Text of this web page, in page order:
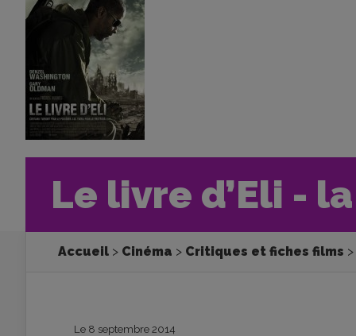
Le livre d’Eli -
Accueil Cinéma Critiques et fiches films
Le 8 septembre 2014